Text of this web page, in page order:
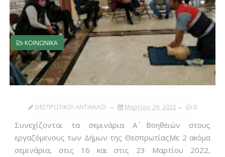
ΚΟΙΝΩΝΙΚΑ
ΘΕΣΠΡΩΤΙΚΟΙ ΑΝΤΙΛΑΛΟΙ Μαρτίου 29, 2022 0
Συνεχίζονται τα σεμινάρια Α΄ Βοηθειών στους
εργαζόμενους των Δήμων της ΘεσπρωτίαςΜε 2 ακόμα
σεμινάρια, στις 16 και στις 23 Μαρτίου 2022,